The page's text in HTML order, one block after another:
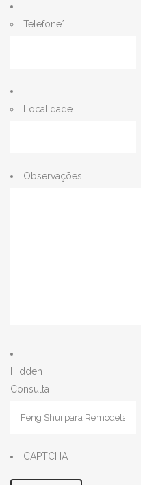
Telefone*
Localidade
Observações
Hidden
Consulta
CAPTCHA